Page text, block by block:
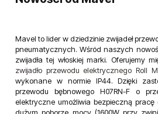
Mavel to lider w dziedzinie zwijadeł
pneumatycznych. Wśród naszych
zwijadła tej włoskiej marki. Oferujemy
zwijadło przewodu elektrycznego Roll
wykonane w normie IP44. Dzięki
przewodu bębnowego H07RN-F o
elektryczne umożliwia bezpieczną